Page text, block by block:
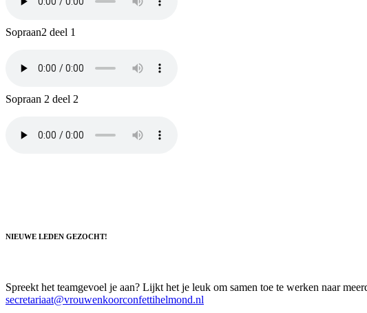
Sopraan2 deel 1
Sopraan 2 deel 2
NIEUWE LEDEN GEZOCHT!
Spreekt het teamgevoel je aan? Lijkt het je leuk om samen toe te werken naar
secretariaat@vrouwenkoorconfettihelmond.nl